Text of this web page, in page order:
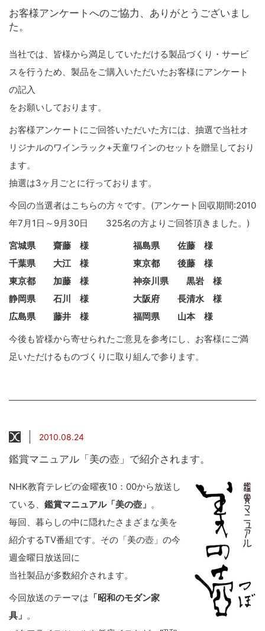
お客様アンケートへのご協力、ありがとうございまし
た。
当社では、皆様から満足していただける製品づくり・サービ
スを行うため、製品をご購入いただいたお客様にアンケート
の記入
をお願いしております。
お客様アンケートにご回答いただいた方には、抽選で当社オ
リジナルのワインラック+天童ワインのセットを贈呈しており
ます。
抽選は3ヶ月ごとに行っております。
今回の当選者はこちらの方々です。(アンケート回収期間:2010
年7月1日～9月30日 325名の方よりご回答頂きました。)
宮城県 齋藤 様 福島県 佐藤 様
千葉県 大江 様 東京都 後藤 様
東京都 加藤 様 神奈川県 黒岩 様
静岡県 石川 様 大阪府 長清水 様
広島県 藤井 様 福岡県 山本 様
今後も皆様から寄せられたご意見を参考にし、お客様にご満
足いただけるものづくりに取り組んで参ります。
2010.08.24
鑑賞マニュアル「美の壺」で紹介されます。
NHK教育テレビの金曜夜10：00から放送し
ている、 鑑賞マニュアル「美の壺」 。
毎回、暮らしの中に隠れたさまざまな美を
紹介するTV番組です。その「美の壺」の今
週金曜日放送回に
当社製品が多数紹介されます。
今回放送のテーマは 「昭和のモダン家
具」 。